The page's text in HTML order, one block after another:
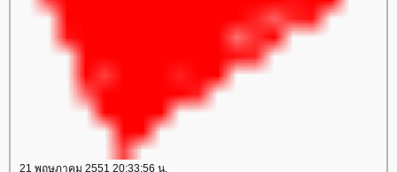
21 พฤษภาคม 2551 20:33:56 น.